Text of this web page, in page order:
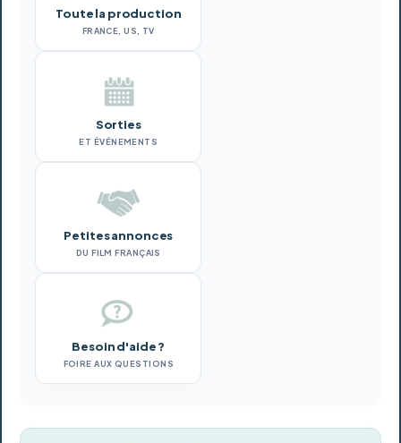
Toute la production
FRANCE, US, TV
Sorties
ET ÉVÉNEMENTS
Petites annonces
DU FILM FRANÇAIS
Besoin d'aide ?
FOIRE AUX QUESTIONS